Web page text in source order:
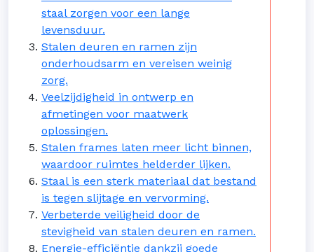
staal zorgen voor een lange
levensduur.
Stalen deuren en ramen zijn
onderhoudsarm en vereisen weinig
zorg.
Veelzijdigheid in ontwerp en
afmetingen voor maatwerk
oplossingen.
Stalen frames laten meer licht binnen,
waardoor ruimtes helderder lijken.
Staal is een sterk materiaal dat bestand
is tegen slijtage en vervorming.
Verbeterde veiligheid door de
stevigheid van stalen deuren en ramen.
Energie-efficiëntie dankzij goede